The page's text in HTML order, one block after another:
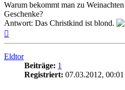
Warum bekommt man zu
Geschenke?
Antwort: Das Christkind ist blond.
Eldtor
Beiträge: 1
Registriert: 07.03.2012, 00:01